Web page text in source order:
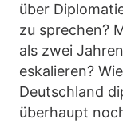
über
zu sprechen?
als zwei
eskalieren?
Deutschland
überhaupt